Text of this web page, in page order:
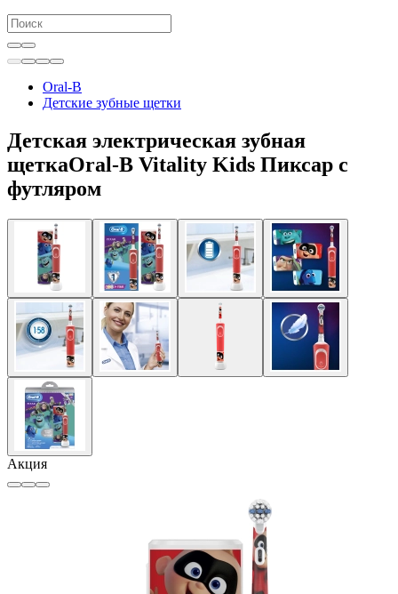
Oral-B
Детские зубные щетки
Детская электрическая зубная
щеткаOral-B Vitality Kids Пиксар с
футляром
Акция